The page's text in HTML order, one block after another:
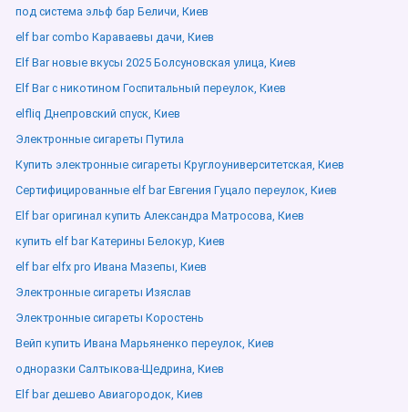
под система эльф бар Беличи, Киев
elf bar combo Караваевы дачи, Киев
Elf Bar новые вкусы 2025 Болсуновская улица, Киев
Elf Bar с никотином Госпитальный переулок, Киев
elfliq Днепровский спуск, Киев
Электронные сигареты Путила
Купить электронные сигареты Круглоуниверситетская, Киев
Сертифицированные elf bar Евгения Гуцало переулок, Киев
Elf bar оригинал купить Александра Матросова, Киев
купить elf bar Катерины Белокур, Киев
elf bar elfx pro Ивана Мазепы, Киев
Электронные сигареты Изяслав
Электронные сигареты Коростень
Вейп купить Ивана Марьяненко переулок, Киев
одноразки Салтыкова-Щедрина, Киев
Elf bar дешево Авиагородок, Киев